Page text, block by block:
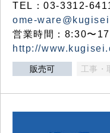
TEL：03-3312-
ome-
営業時間：8:30〜
http://
販売可 工事・